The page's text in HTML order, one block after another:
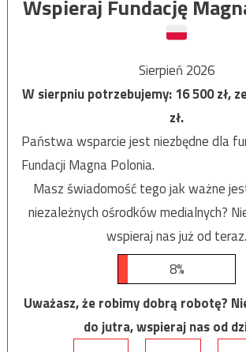
Wspieraj Fundację
Sierpień 2026
W sierpniu potrzebujemy:16 500zł,
zł.
Państwa wsparcie jest niezbędne dla
Fundacji Magna Polonia.
Masz świadomość tego jak ważne
niezależnych ośrodków medialnych?
wspieraj nas już od teraz.
8%
Uważasz, że robimy dobrą robotę?
do jutra, wspieraj nas od